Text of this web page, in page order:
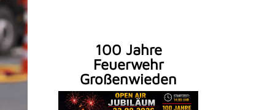
100 Jahre
Feuerwehr
Großenwieden